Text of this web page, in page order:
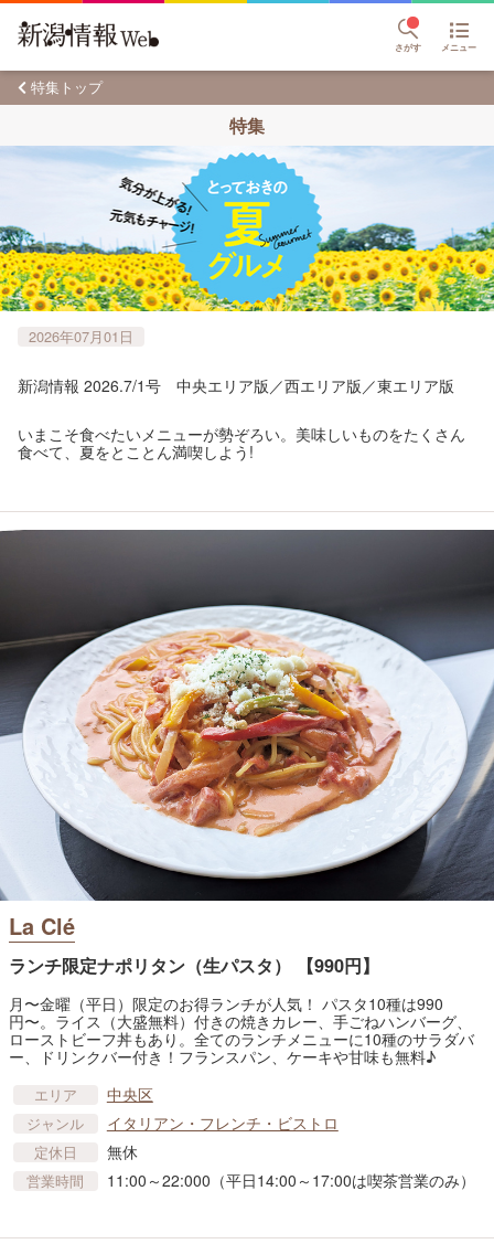
さがす メニュー
特集トップ
特集
2026年07月01日
新潟情報 2026.7/1号 中央エリア版／西エリア版／東エリア版
いまこそ食べたいメニューが勢ぞろい。美味しいものをたくさん
食べて、夏をとことん満喫しよう!
La Clé
ランチ限定ナポリタン（生パスタ） 【990円】
月〜金曜（平日）限定のお得ランチが人気！ パスタ10種は990
円〜。ライス（大盛無料）付きの焼きカレー、手ごねハンバーグ、
ローストビーフ丼もあり。全てのランチメニューに10種のサラダバ
ー、ドリンクバー付き！フランスパン、ケーキや甘味も無料♪
エリア 中央区
ジャンル イタリアン・フレンチ・ビストロ
定休日 無休
営業時間 11:00～22:000（平日14:00～17:00は喫茶営業のみ）